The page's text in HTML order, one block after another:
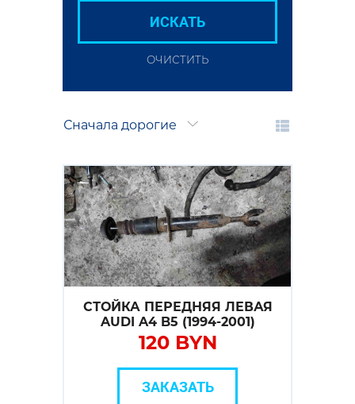
ИСКАТЬ
ОЧИСТИТЬ
Сначала дорогие
СТОЙКА ПЕРЕДНЯЯ ЛЕВАЯ
AUDI A4 B5 (1994-2001)
120 BYN
ЗАКАЗАТЬ